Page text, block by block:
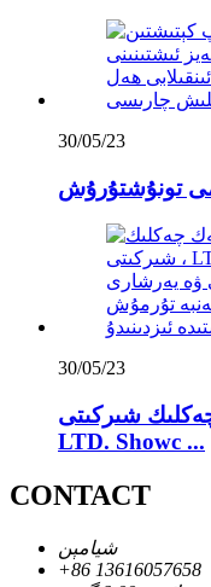
30/05/23
30/05/23
شىركىتى ،
LTD. Showc ...
CONTACT
شيامېن
+86 13616057658